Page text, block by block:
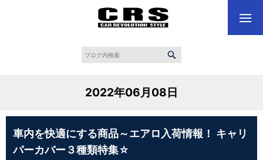
2022年06月08日
車内を快適にする商品～エアロ入荷情報！ キャリ
パーカバー３種類特集☆